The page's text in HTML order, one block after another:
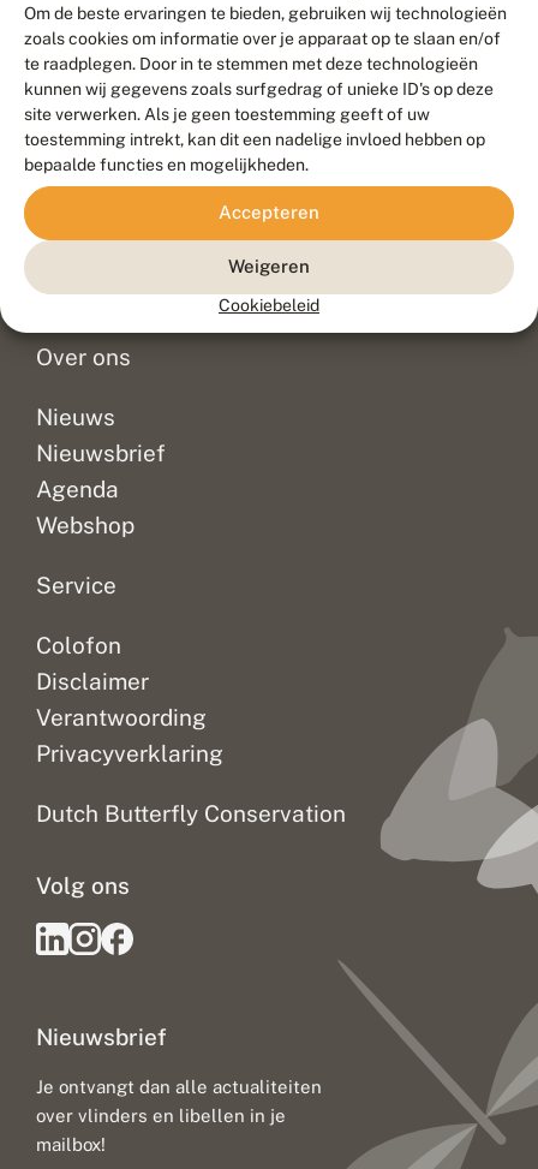
Om de beste ervaringen te bieden, gebruiken wij technologieën
zoals cookies om informatie over je apparaat op te slaan en/of
te raadplegen. Door in te stemmen met deze technologieën
kunnen wij gegevens zoals surfgedrag of unieke ID's op deze
site verwerken. Als je geen toestemming geeft of uw
toestemming intrekt, kan dit een nadelige invloed hebben op
bepaalde functies en mogelijkheden.
Accepteren
Weigeren
Cookiebeleid
Contact
Veelgestelde vragen
Doneer
Over ons
Nieuws
Nieuwsbrief
Agenda
Webshop
Service
Colofon
Disclaimer
Verantwoording
Privacyverklaring
Dutch Butterfly Conservation
Nieuwsbrief
Je ontvangt dan alle actualiteiten
over vlinders en libellen in je
mailbox!
Volg ons
Meld waarnemingen© 2026 Vlinderstichting
Duurzaam ontwikkeld door
Go2People
, ontworpen door
Blue Field Agency
Privacy
Disclaimer
Sitemap